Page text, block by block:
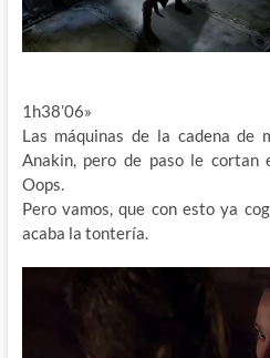
1h38’06»
Las máquinas de la cadena de
Anakin, pero de paso le
Oops.
Pero vamos, que con esto ya
acaba la tontería.